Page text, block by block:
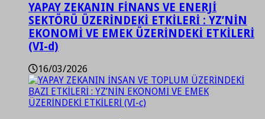
YAPAY ZEKANIN FİNANS VE ENERJİ
SEKTÖRÜ ÜZERİNDEKİ ETKİLERİ : YZ’NİN
EKONOMİ VE EMEK ÜZERİNDEKİ ETKİLERİ
(VI-d)
16/03/2026